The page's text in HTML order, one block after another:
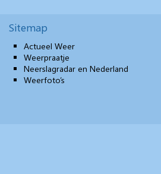
Sitemap
Actueel Weer
Weerpraatje
Neerslagradar en Nederland
Weerfoto’s